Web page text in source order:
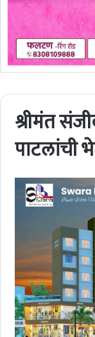
श्रीमंत
पाटलांची